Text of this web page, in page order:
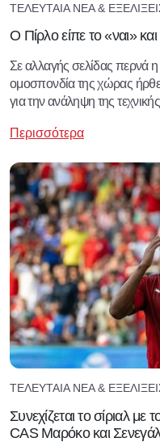
ΤΕΛΕΥΤΑΊΑ ΝΈΑ &
Ο Πίρλο είπε το «ναι» και
Σε αλλαγής σελίδας περνά
ομοσπονδία της χώρας
για την ανάληψη της
Περισσότερα
ΤΕΛΕΥΤΑΊΑ ΝΈΑ &
Συνεχίζεται το σίριαλ
CAS Μαρόκο και